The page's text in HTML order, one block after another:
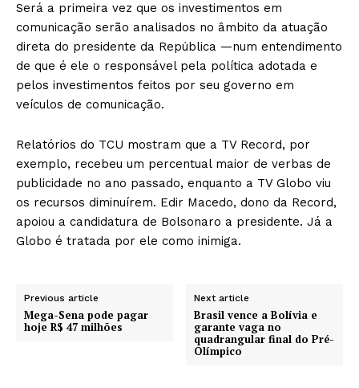
Será a primeira vez que os investimentos em
comunicação serão analisados no âmbito da atuação
direta do presidente da República —num entendimento
de que é ele o responsável pela política adotada e
pelos investimentos feitos por seu governo em
veículos de comunicação.
Relatórios do TCU mostram que a TV Record, por
exemplo, recebeu um percentual maior de verbas de
publicidade no ano passado, enquanto a TV Globo viu
os recursos diminuírem. Edir Macedo, dono da Record,
apoiou a candidatura de Bolsonaro a presidente. Já a
Globo é tratada por ele como inimiga.
Previous article
Mega-Sena pode pagar
hoje R$ 47 milhões
Next article
Brasil vence a Bolívia e
garante vaga no
quadrangular final do Pré-
Olímpico